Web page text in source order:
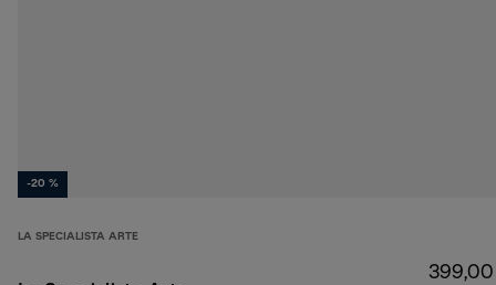
-20 %
LA SPECIALISTA ARTE